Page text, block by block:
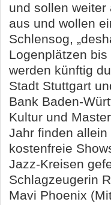
und sollen weiter
aus und wollen
Schlensog,
Logenplätzen
werden künftig
Stadt Stuttgart
Bank Baden-
Kultur und
Jahr finden
kostenfreie
Jazz-Kreisen
Schlagzeugerin
Mavi Phoenix